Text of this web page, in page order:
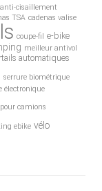
cisaillement
TSA cadenas valise
coupe-fil e-bike
meilleur antivol
automatiques
serrure biométrique
électronique
camions
ebike vélo